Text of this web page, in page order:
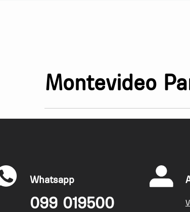
Montevideo
Whatsapp
099 019500